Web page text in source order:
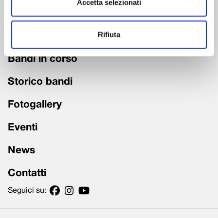
Accetta selezionati
Rifiuta
Fondazione trasparente
Bandi in corso
Storico bandi
Fotogallery
Eventi
News
Contatti
Seguici su: